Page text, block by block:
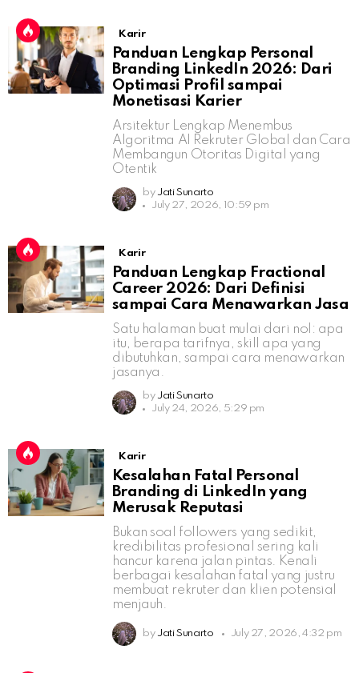
Karir
Panduan Lengkap Personal
Branding LinkedIn 2026: Dari
Optimasi Profil sampai
Monetisasi Karier
Arsitektur Lengkap Menembus
Algoritma AI Rekruter Global dan Cara
Membangun Otoritas Digital yang
Otentik
by Jati Sunarto
July 27, 2026, 10:59 pm
Karir
Panduan Lengkap Fractional
Career 2026: Dari Definisi
sampai Cara Menawarkan Jasa
Satu halaman buat mulai dari nol: apa
itu, berapa tarifnya, skill apa yang
dibutuhkan, sampai cara menawarkan
jasanya.
by Jati Sunarto
July 24, 2026, 5:29 pm
Karir
Kesalahan Fatal Personal
Branding di LinkedIn yang
Merusak Reputasi
Bukan soal followers yang sedikit,
kredibilitas profesional sering kali
hancur karena jalan pintas. Kenali
berbagai kesalahan fatal yang justru
membuat rekruter dan klien potensial
menjauh.
by Jati Sunarto July 27, 2026, 4:32 pm